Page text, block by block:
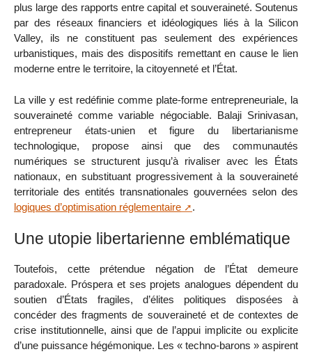
plus large des rapports entre capital et souveraineté. Soutenus
par des réseaux financiers et idéologiques liés à la Silicon
Valley, ils ne constituent pas seulement des expériences
urbanistiques, mais des dispositifs remettant en cause le lien
moderne entre le territoire, la citoyenneté et l’État.
La ville y est redéfinie comme plate-forme entrepreneuriale, la
souveraineté comme variable négociable. Balaji Srinivasan,
entrepreneur états-unien et figure du libertarianisme
technologique, propose ainsi que des communautés
numériques se structurent jusqu’à rivaliser avec les États
nationaux, en substituant progressivement à la souveraineté
territoriale des entités transnationales gouvernées selon des
logiques d’optimisation réglementaire
.
Une utopie libertarienne emblématique
Toutefois, cette prétendue négation de l’État demeure
paradoxale. Próspera et ses projets analogues dépendent du
soutien d’États fragiles, d’élites politiques disposées à
concéder des fragments de souveraineté et de contextes de
crise institutionnelle, ainsi que de l’appui implicite ou explicite
d’une puissance hégémonique. Les « techno-barons » aspirent